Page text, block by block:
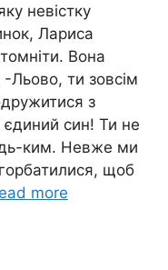
невістку
Лариса
Вона
Льово, ти зовсім
з
син! Ти не
ким. Невже ми
щоб
more